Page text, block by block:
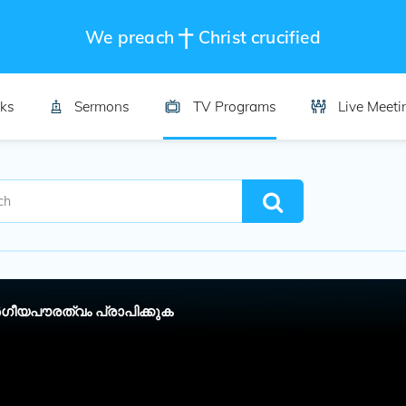
We preach Christ crucified
Sermons TV Programs Live
പ്രാപിക്കുക